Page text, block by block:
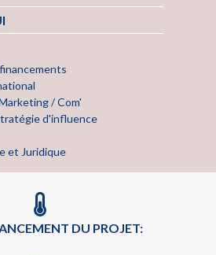
/ Com'
d'influence
et Juridique
DU PROJET: